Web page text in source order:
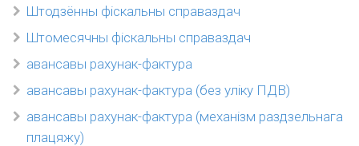
Штодзённы фіскальны справаздач
Штомесячны фіскальны справаздач
авансавы рахунак-фактура
авансавы рахунак-фактура (без уліку ПДВ)
авансавы рахунак-фактура (механізм раздзельнага
плацяжу)